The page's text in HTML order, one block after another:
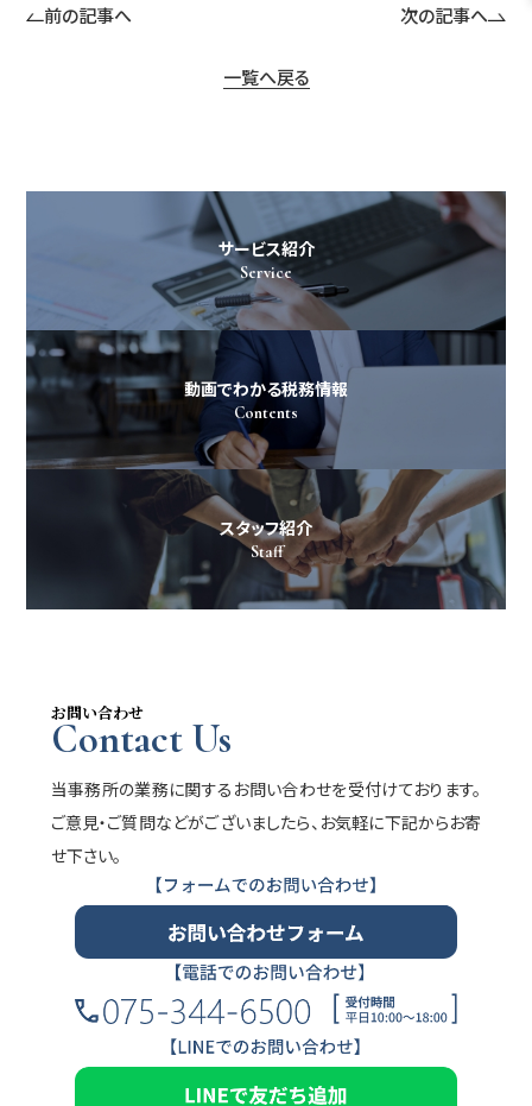
前の記事へ 次の記事へ
一覧へ戻る
サービス紹介
Service
動画でわかる税務情報
Contents
スタッフ紹介
Staff
お問い合わせ
Contact Us
当事務所の業務に関するお問い合わせを受付けております。
ご意見・ご質問などがございましたら、お気軽に下記からお寄
せ下さい。